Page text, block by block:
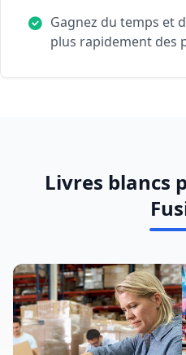
Gagnez du temps et
plus rapidement des
Livres blancs